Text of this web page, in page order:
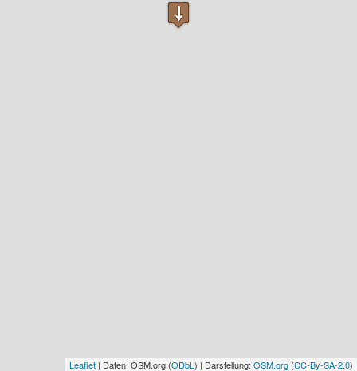
Leaflet | Daten: OSM.org (ODbL ) | Darstellung: OSM.org (CC-By-SA-2.0)